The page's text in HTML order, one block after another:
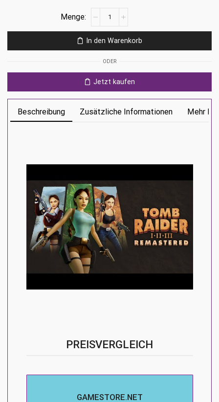
Tomb
I-
III
Starring
Lara
Ps4
Menge
In den Warenkorb
ODER
Jetzt kaufen
Beschreibung Zusätzliche Informationen Mehr
PREISVERGLEICH
GAMESTORE.NET